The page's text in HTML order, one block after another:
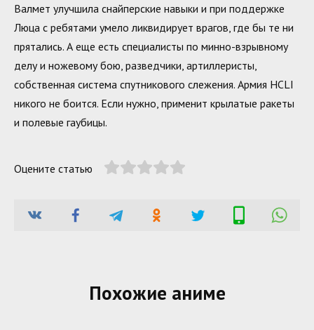
Валмет улучшила снайперские навыки и при поддержке
Люца с ребятами умело ликвидирует врагов, где бы те ни
прятались. А еще есть специалисты по минно-взрывному
делу и ножевому бою, разведчики, артиллеристы,
собственная система спутникового слежения. Армия HCLI
никого не боится. Если нужно, применит крылатые ракеты
и полевые гаубицы.
Оцените статью
Похожие аниме